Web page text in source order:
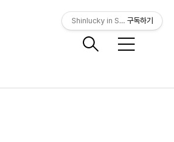
메
Shinlucky in Seoul구독하기